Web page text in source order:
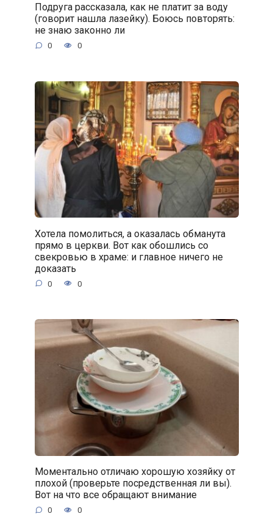
Подруга рассказала, как не платит за воду
(говорит нашла лазейку). Боюсь повторять:
не знаю законно ли
0 0
Хотела помолиться, а оказалась обманута
прямо в церкви. Вот как обошлись со
свекровью в храме: и главное ничего не
доказать
0 0
Моментально отличаю хорошую хозяйку от
плохой (проверьте посредственная ли вы).
Вот на что все обращают внимание
0 0